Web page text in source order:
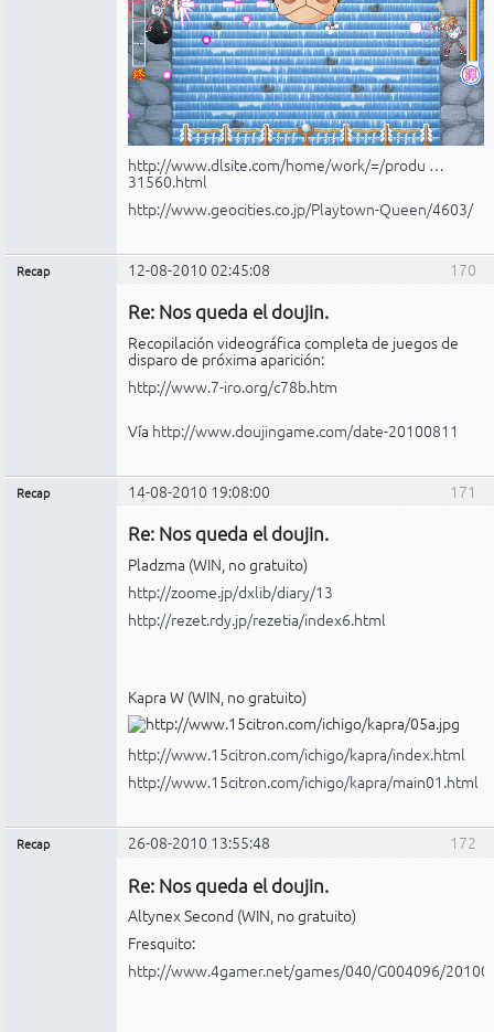
http://www.dlsite.com/home/work/=/produ …
31560.html
http://www.geocities.co.jp/Playtown-Queen/4603/
170
Recap 12-08-2010 02:45:08
Re: Nos queda el doujin.
Recopilación videográfica completa de juegos de
disparo de próxima aparición:
http://www.7-iro.org/c78b.htm
Vía http://www.doujingame.com/date-20100811
171
Recap 14-08-2010 19:08:00
Re: Nos queda el doujin.
Pladzma (WIN, no gratuito)
http://zoome.jp/dxlib/diary/13
http://rezet.rdy.jp/rezetia/index6.html
Kapra W (WIN, no gratuito)
http://www.15citron.com/ichigo/kapra/index.html
http://www.15citron.com/ichigo/kapra/main01.html
172
Recap 26-08-2010 13:55:48
Re: Nos queda el doujin.
Altynex Second (WIN, no gratuito)
Fresquito:
http://www.4gamer.net/games/040/G004096/